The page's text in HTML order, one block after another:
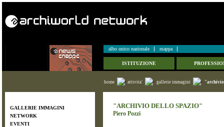
albo unico nazionale mappa
ISTITUZIONE
home attivita' gallerie immagini
GALLERIE IMMAGINI
NETWORK
EVENTI
"ARCHIVIO DELLO SPAZIO"
Piero Pozzi